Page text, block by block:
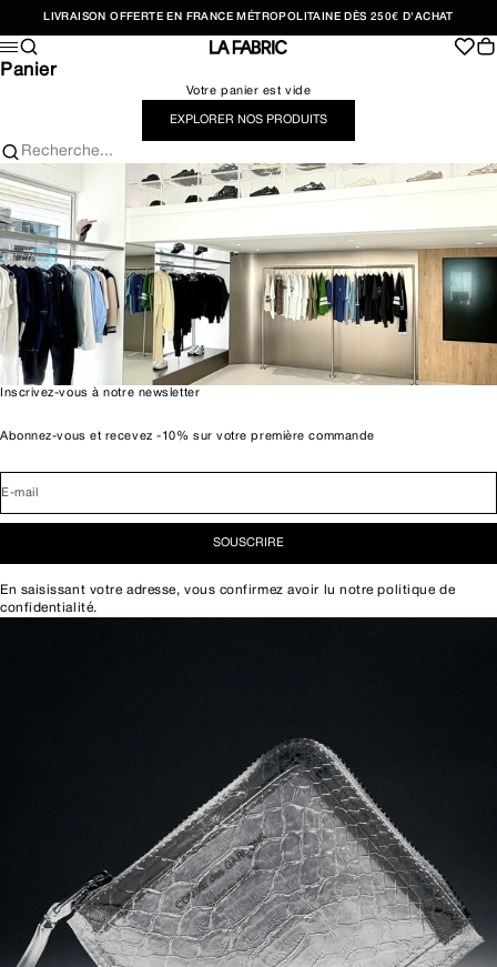
LIVRAISON OFFERTE EN FRANCE MÉTROPOLITAINE DÈS 250€ D'ACHAT
LA FABRIC SHOP
Menu
Recherche
Panier
Votre panier est vide
EXPLORER NOS PRODUITS
Recherche...
Inscrivez-vous à notre newsletter
Abonnez-vous et recevez -10% sur votre première commande
E-mail
SOUSCRIRE
En saisissant votre adresse, vous confirmez avoir lu notrepolitique de
confidentialité.